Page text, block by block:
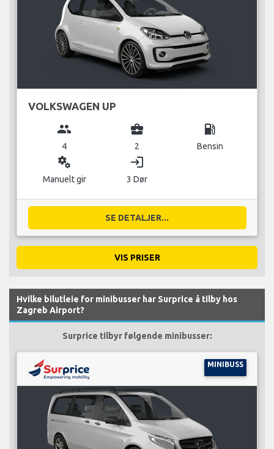
VOLKSWAGEN UP
group
4
business_center
2
local_gas_station
Bensin
miscellaneous_services
Manuelt gir
login
3 Dør
SE DETALJER...
VIS PRISER
Hvilke bilutleie for minibusser har Surprice å tilby hos
Zagreb Airport?
Surprice tilbyr følgende minibusser:
MINIBUSS